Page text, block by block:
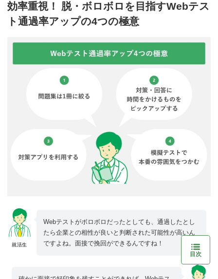
効率重視！ 脱・ボロボロを目指すWebテス
ト通過率アップの4つの極意
就活生
Webテストがボロボロだったとしても、通過したとし
たら企業との相性が良いと判断された可能性が高いん
ですよね。面接で挽回ができるんですね！
目次